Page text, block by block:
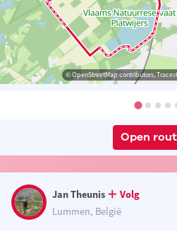
© OpenStreetMap contributors,
Open
Jan Theunis
Volg
Lummen, België